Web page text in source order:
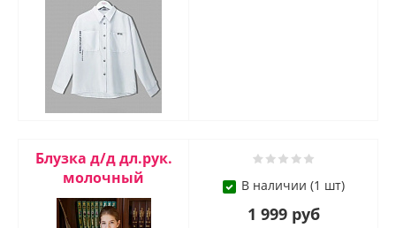
Блузкa д/д дл.рук.
молочный
В наличии (1 шт)
1 999 руб